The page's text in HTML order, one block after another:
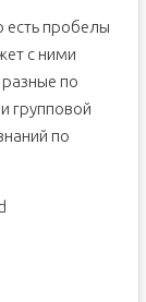
есть пробелы
с ними
по
групповой
по